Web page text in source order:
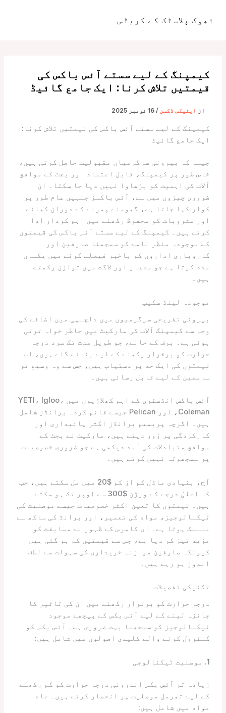
جائیں۔
تھوک پلاسٹک کے کریٹس
کیمپنگ کے لیے سستے آئس باکس کی
قیمتیں تلاش کرنا: ایک جامع گائیڈ
از ایٹیکس ڈکسن / 16 نومبر 2025
کیمپنگ کے لیے سستے آئس باکس کی قیمتیں تلاش کرنا:
ایک جامع گائیڈ
جیسا کہ بیرونی سرگرمیاں مقبولیت حاصل کرتی ہیں،
خاص طور پر کیمپنگ، قابل اعتماد اور بجٹ کے موافق
آلات کی اہمیت کو بڑھاوا نہیں دیا جا سکتا۔ ان
ضروری چیزوں میں سے، آئس باکسز جنہیں عام طور پر
کولر کہا جاتا ہے، گھومنے پھرنے کے دوران کھانے
اور مشروبات کو محفوظ رکھنے میں اہم کردار ادا
کرتے ہیں۔ کیمپنگ کے لیے سستے آئس باکس کی قیمتوں
کے موجودہ منظر نامے کو سمجھنا صارفین اور
کاروباری اداروں کو باخبر فیصلے کرنے میں یکساں
مدد کرتا ہے جو معیار اور لاگت میں توازن رکھتے
ہیں۔
موجودہ لینڈ سکیپ
بیرونی تفریحی سرگرمیوں میں دلچسپی میں اضافے کی
وجہ سے کیمپنگ آلات کی مارکیٹ میں خاطر خواہ ترقی
ہوئی ہے۔ برف کے خانے، جو طویل مدت تک سرد درجہ
حرارت کو برقرار رکھنے کے لیے بنائے گئے ہیں، اب
قیمتوں کی ایک حد پر دستیاب ہیں، جس سے وہ وسیع تر
سامعین کے لیے قابل رسائی ہیں۔
آئس باکس انڈسٹری کے اہم کھلاڑیوں میں YETI، Igloo،
Coleman، اور Pelican جیسے قائم کردہ برانڈز شامل
ہیں۔ اگرچہ پریمیم برانڈز اکثر پائیداری اور
کارکردگی پر زور دیتے ہیں، مارکیٹ نے بجٹ کے
موافق متبادلات کی آمد دیکھی ہے جو ضروری خصوصیات
پر سمجھوتہ نہیں کرتے ہیں۔
آج، بنیادی ماڈل کم از کم $20 میں مل سکتے ہیں، جب
کہ اعلیٰ درجے کے ورژن $300 سے اوپر تک ہو سکتے
ہیں۔ قیمتوں کا تعین اکثر خصوصیات جیسے موصلیت کی
ٹیکنالوجیز، مواد کی تعمیر، اور برانڈ کی ساکھ سے
منسلک ہوتا ہے۔ ای کامرس کے ظہور نے مسابقت کو
مزید تیز کر دیا ہے، جس سے قیمتیں کم ہو گئی ہیں
کیونکہ صارفین موازنہ خریداری کی سہولت سے لطف
اندوز ہو رہے ہیں۔
تکنیکی تفصیلات
درجہ حرارت کو برقرار رکھنے میں ان کی تاثیر کا
جائزہ لینے کے لیے آئس بکس کے پیچھے موجود
ٹیکنالوجیز کو سمجھنا بہت ضروری ہے۔ آئس بکس کو
کنٹرول کرنے والے کلیدی اصولوں میں شامل ہیں:
1. موصلیت ٹیکنالوجی
زیادہ تر آئس بکس اندرونی درجہ حرارت کو کم رکھنے
کے لیے تھرمل موصلیت پر انحصار کرتے ہیں۔ عام
مواد میں شامل ہیں: